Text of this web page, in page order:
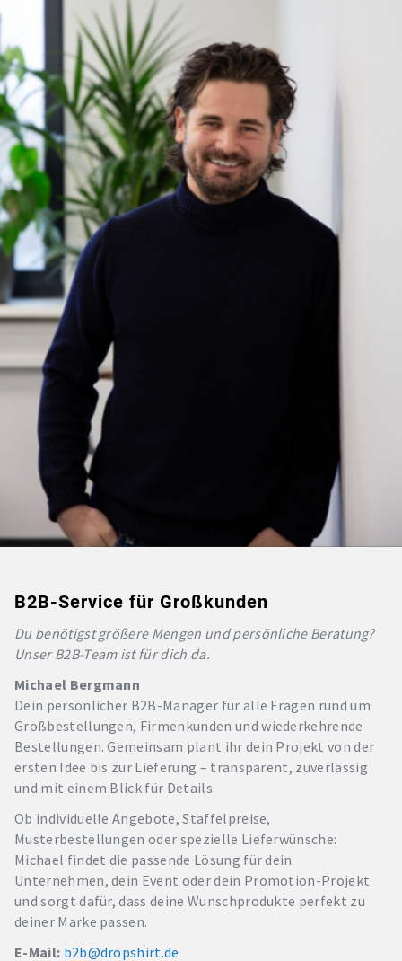
B2B-Service für Großkunden
Du benötigst größere Mengen und persönliche Beratung?
Unser B2B-Team ist für dich da.
Michael Bergmann
Dein persönlicher B2B-Manager für alle Fragen rund um
Großbestellungen, Firmenkunden und wiederkehrende
Bestellungen. Gemeinsam plant ihr dein Projekt von der
ersten Idee bis zur Lieferung – transparent, zuverlässig
und mit einem Blick für Details.
Ob individuelle Angebote, Staffelpreise,
Musterbestellungen oder spezielle Lieferwünsche:
Michael findet die passende Lösung für dein
Unternehmen, dein Event oder dein Promotion-Projekt
und sorgt dafür, dass deine Wunschprodukte perfekt zu
deiner Marke passen.
E-Mail: b2b@dropshirt.de